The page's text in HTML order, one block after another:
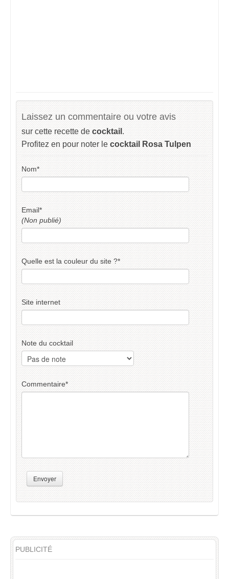
Laissez un commentaire ou votre avis
sur cette recette de cocktail .
Profitez en pour noter le cocktail Rosa Tulpen
Nom*
Email*
(Non publié)
Quelle est la couleur du site ?*
Site internet
Note du cocktail
Commentaire*
Envoyer
PUBLICITÉ